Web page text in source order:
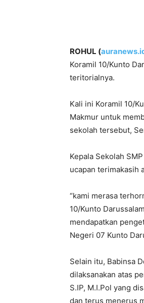
ROHUL (
Koramil 10/Kunto
teritorialnya.
Kali ini Koramil 10/
Makmur untuk
sekolah tersebut,
Kepala Sekolah
ucapan terimakasih
“kami merasa
10/Kunto
mendapatkan
Negeri 07 Kunto
Selain itu, Babinsa
dilaksanakan atas
S.IP, M.I.Pol yang
dan terus menerus